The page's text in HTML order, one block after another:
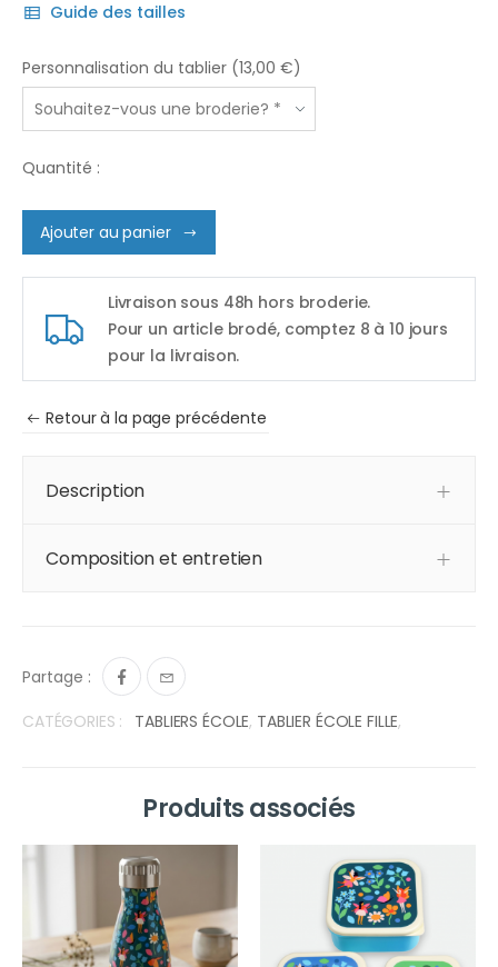
Guide des tailles
Personnalisation du tablier (13,00 €)
Quantité :
Ajouter au panier
Livraison sous 48h hors broderie.
Pour un article brodé, comptez 8 à 10 jours
pour la livraison.
Retour à la page précédente
Description
Composition et entretien
Partage :
CATÉGORIES : TABLIERS ÉCOLE, TABLIER ÉCOLE FILLE,
Produits associés